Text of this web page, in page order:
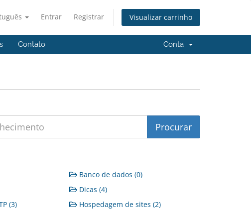
Entrar Registrar Visualizar carrinho
Contato Conta
Banco de dados (0)
Dicas (4)
(3)
Hospedagem de sites (2)